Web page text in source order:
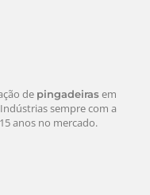
de pingadeirasem
sempre com a
anos no mercado.